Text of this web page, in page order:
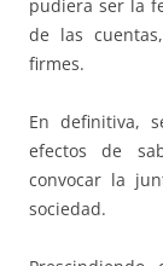
pudiera ser la
de las
firmes.
En definitiva,
efectos de
convocar la
sociedad.